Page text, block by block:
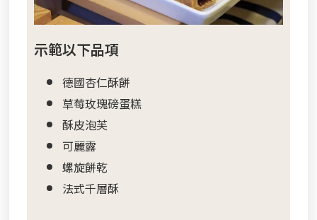
示範以下品項
德國杏仁酥餅
草莓玫瑰磅蛋糕
酥皮泡芙
可麗露
螺旋餅乾
法式千層酥